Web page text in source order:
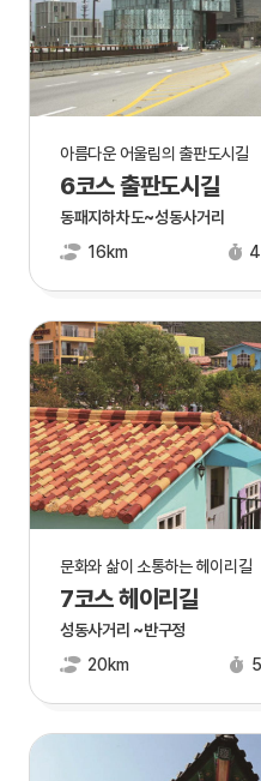
아름다운 어울림의 출판도시길
6코스 출판도시길
동패지하차도~성동사거리
16km
문화와 삶이 소통하는 헤이리길
7코스 헤이리길
성동사거리 ~반구정
20km